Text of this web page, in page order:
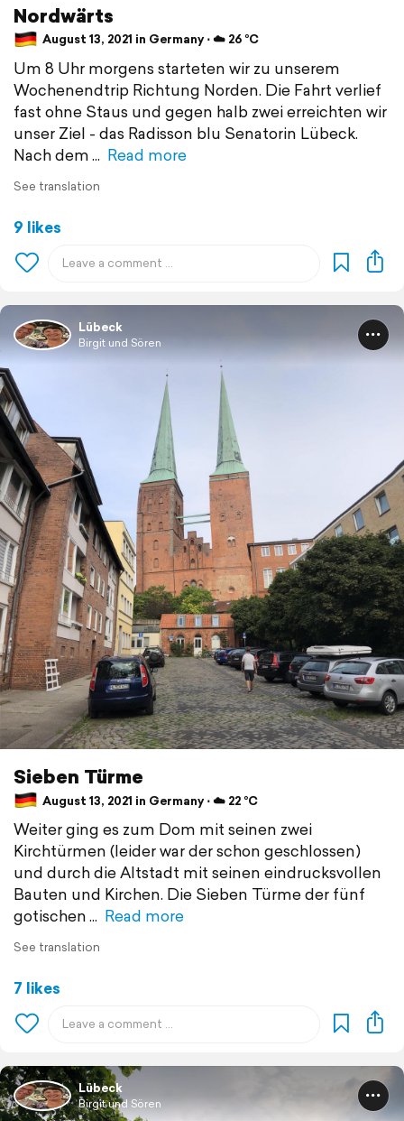
Nordwärts
August 13, 2021 in Germany ⋅ ☁️ 26 °C
Um 8 Uhr morgens starteten wir zu unserem
Wochenendtrip Richtung Norden. Die Fahrt verlief
fast ohne Staus und gegen halb zwei erreichten wir
unser Ziel - das Radisson blu Senatorin Lübeck.
Nach dem
Read more
See translation
9 likes
Lübeck
Birgit und Sören
Sieben Türme
August 13, 2021 in Germany ⋅ ☁️ 22 °C
Weiter ging es zum Dom mit seinen zwei
Kirchtürmen (leider war der schon geschlossen)
und durch die Altstadt mit seinen eindrucksvollen
Bauten und Kirchen. Die Sieben Türme der fünf
gotischen
Read more
See translation
7 likes
Lübeck
Birgit und Sören